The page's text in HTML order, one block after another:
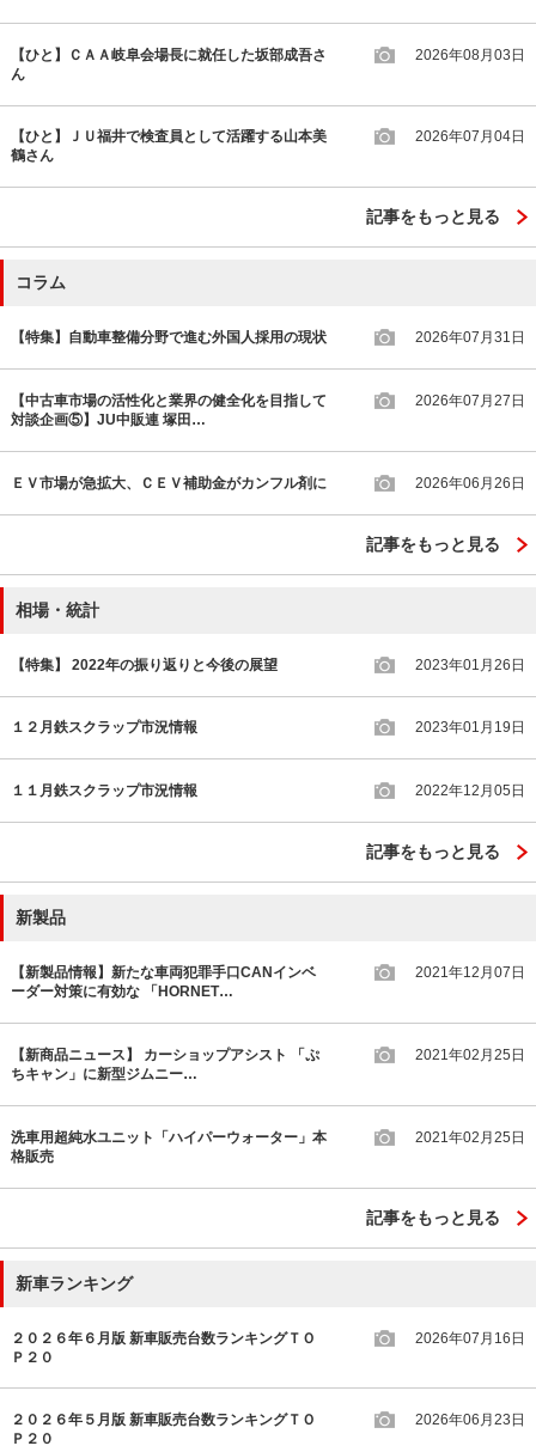
【ひと】ＣＡＡ岐阜会場長に就任した坂部成吾さ
ん
2026年08月03日
【ひと】ＪＵ福井で検査員として活躍する山本美
鶴さん
2026年07月04日
記事をもっと見る
コラム
【特集】自動車整備分野で進む外国人採用の現状 2026年07月31日
【中古車市場の活性化と業界の健全化を目指して
対談企画⑤】JU中販連 塚田…
2026年07月27日
ＥＶ市場が急拡大、ＣＥＶ補助金がカンフル剤に 2026年06月26日
記事をもっと見る
相場・統計
【特集】 2022年の振り返りと今後の展望 2023年01月26日
１２月鉄スクラップ市況情報 2023年01月19日
１１月鉄スクラップ市況情報 2022年12月05日
記事をもっと見る
新製品
【新製品情報】新たな車両犯罪手口CANインベ
ーダー対策に有効な 「HORNET…
2021年12月07日
【新商品ニュース】 カーショップアシスト 「ぷ
ちキャン」に新型ジムニー…
2021年02月25日
洗車用超純水ユニット「ハイパーウォーター」本
格販売
2021年02月25日
記事をもっと見る
新車ランキング
２０２６年６月版 新車販売台数ランキングＴＯ
Ｐ２０
2026年07月16日
２０２６年５月版 新車販売台数ランキングＴＯ
Ｐ２０
2026年06月23日